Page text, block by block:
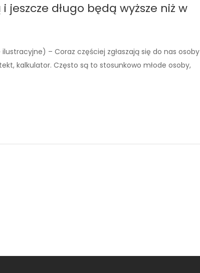
jeszcze długo będą wyższe niż w
– Coraz częściej zgłaszają się do nas osoby
kalkulator. Często są to stosunkowo młode osoby,